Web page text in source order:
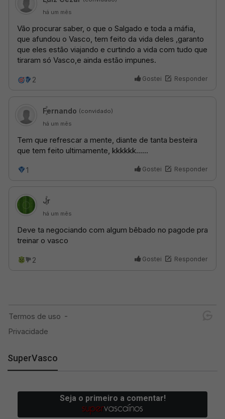
SuperVasco